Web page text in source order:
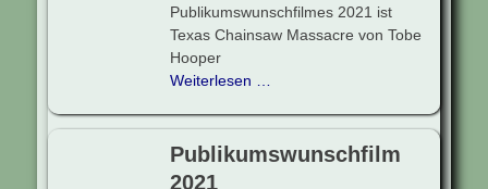
Publikumswunschfilmes 2021 ist
Texas Chainsaw Massacre von Tobe
Hooper
Weiterlesen …
Publikumswunschfilm
2021